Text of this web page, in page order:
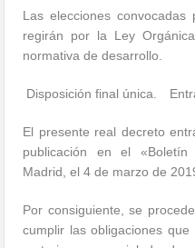
Las elecciones
regirán por la Ley
normativa de desarrollo.
Disposición final única.
El presente real decreto
publicación en el
Madrid, el 4 de marzo de
Por consiguiente, se
cumplir las obligaciones